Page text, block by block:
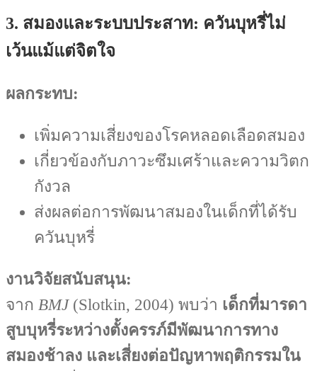
3. สมองและระบบประสาท: ควันบุหรี่ไม่
เว้นแม้แต่จิตใจ
ผลกระทบ:
เพิ่มความเสี่ยงของโรคหลอดเลือดสมอง
เกี่ยวข้องกับภาวะซึมเศร้าและความวิตก
กังวล
ส่งผลต่อการพัฒนาสมองในเด็กที่ได้รับ
ควันบุหรี่
งานวิจัยสนับสนุน:
จาก BMJ(Slotkin, 2004) พบว่า เด็กที่มารดา
สูบบุหรี่ระหว่างตั้งครรภ์มีพัฒนาการทาง
สมองช้าลง และเสี่ยงต่อปัญหาพฤติกรรมใน